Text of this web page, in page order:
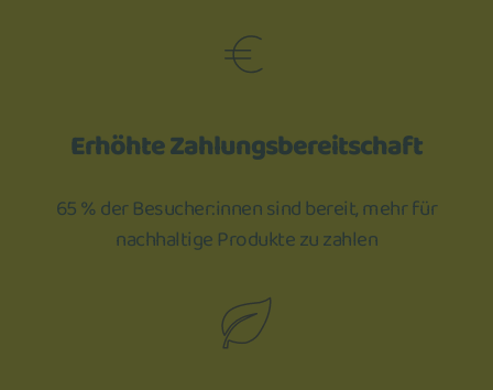
Erhöhte Zahlungsbereitschaft
65 % der Besucher:innen sind bereit, mehr für
nachhaltige Produkte zu zahlen